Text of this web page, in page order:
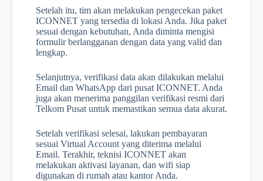
Setelah itu, tim akan melakukan pengecekan paket
ICONNET yang tersedia di lokasi Anda. Jika paket
sesuai dengan kebutuhan, Anda diminta mengisi
formulir berlangganan dengan data yang valid dan
lengkap.
Selanjutnya, verifikasi data akan dilakukan melalui
Email dan WhatsApp dari pusat ICONNET. Anda
juga akan menerima panggilan verifikasi resmi dari
Telkom Pusat untuk memastikan semua data akurat.
Setelah verifikasi selesai, lakukan pembayaran
sesuai Virtual Account yang diterima melalui
Email. Terakhir, teknisi ICONNET akan
melakukan aktivasi layanan, dan wifi siap
digunakan di rumah atau kantor Anda.